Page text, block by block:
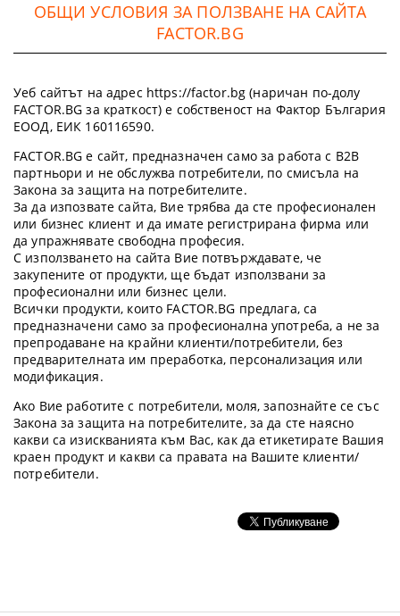
ОБЩИ УСЛОВИЯ ЗА ПОЛЗВАНЕ НА САЙТА
FACTOR.BG
Уеб сайтът на адрес https://factor.bg (наричан по-долу
FACTOR.BG за краткост) е собственост на Фактор България
ЕООД, ЕИК 160116590.
FACTOR.BG е сайт, предназначен само за работа с B2B
партньори и не обслужва потребители, по смисъла на
Закона за защита на потребителите.
За да изпозвате сайта, Вие трябва да сте професионален
или бизнес клиент и да имате регистрирана фирма или
да упражнявате свободна професия.
С използването на сайта Вие потвърждавате, че
закупените от продукти, ще бъдат използвани за
професионални или бизнес цели.
Всички продукти, които FACTOR.BG предлага, са
предназначени само за професионална употреба, а не за
препродаване на крайни клиенти/потребители, без
предварителната им преработка, персонализация или
модификация.
Ако Вие работите с потребители, моля, запознайте се със
Закона за защита на потребителите, за да сте наясно
какви са изискванията към Вас, как да етикетирате Вашия
краен продукт и какви са правата на Вашите клиенти/
потребители.